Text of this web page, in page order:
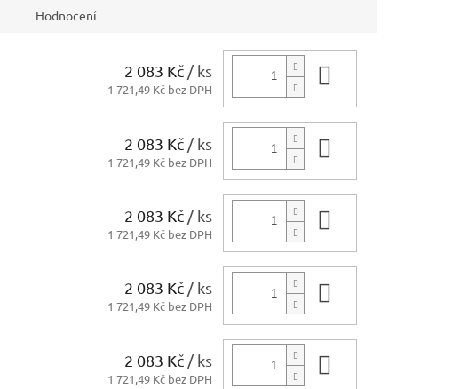
Hodnocení
2 083 Kč / ks
1 721,49 Kč bez DPH
2 083 Kč / ks
1 721,49 Kč bez DPH
2 083 Kč / ks
1 721,49 Kč bez DPH
2 083 Kč / ks
1 721,49 Kč bez DPH
2 083 Kč / ks
1 721,49 Kč bez DPH